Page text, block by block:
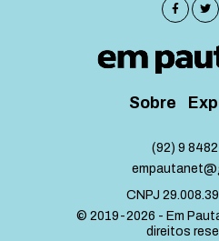
Sobre
(92) 9
CNPJ
© 2019-2026 - Em
direitos